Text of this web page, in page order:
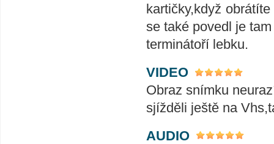
kartičky,když
se také povedl je
terminátoří lebku.
VIDEO
Obraz snímku
sjížděli ještě na
AUDIO